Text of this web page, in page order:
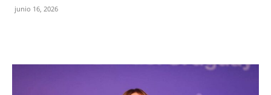
junio 16, 2026